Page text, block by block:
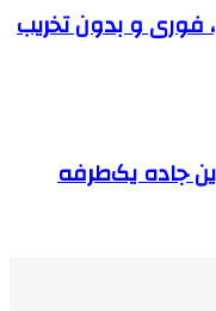
فوری و بدون تخریب
این جاده یک‌طرفه